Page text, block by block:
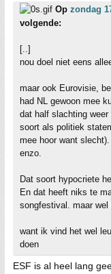
Op zondag
volgende:
[..]
nou doel niet eens
maar ook Eurovisie,
had NL gewoon mee
dat half slachting
soort als politiek
mee hoor want
enzo.
Dat soort hypocriete
En dat heeft niks te
songfestival. maar wel
want ik vind het wel
doen
ESF is al heel lang